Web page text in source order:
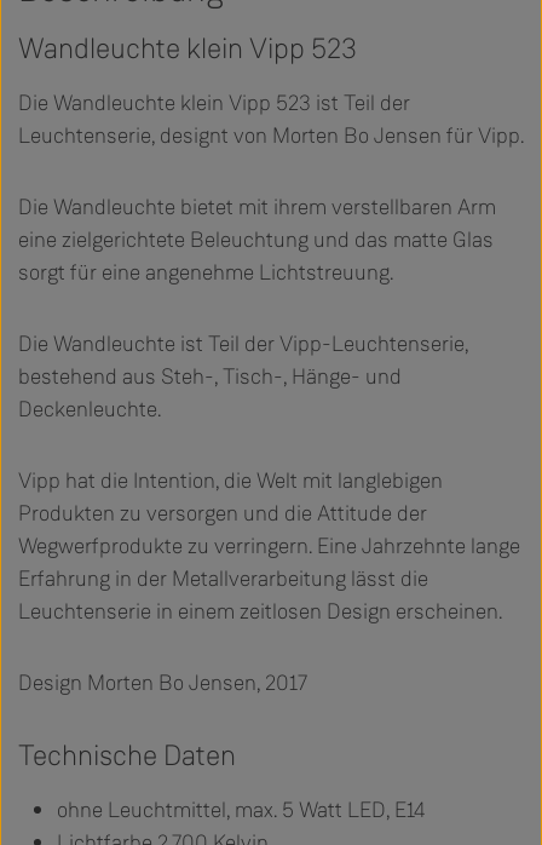
Wandleuchte klein Vipp 523
Die Wandleuchte klein Vipp 523 ist Teil der
Leuchtenserie, designt von Morten Bo Jensen für Vipp.
Die Wandleuchte bietet mit ihrem verstellbaren Arm
eine zielgerichtete Beleuchtung und das matte Glas
sorgt für eine angenehme Lichtstreuung.
Die Wandleuchte ist Teil der Vipp-Leuchtenserie,
bestehend aus Steh-, Tisch-, Hänge- und
Deckenleuchte.
Vipp hat die Intention, die Welt mit langlebigen
Produkten zu versorgen und die Attitude der
Wegwerfprodukte zu verringern. Eine Jahrzehnte lange
Erfahrung in der Metallverarbeitung lässt die
Leuchtenserie in einem zeitlosen Design erscheinen.
Design Morten Bo Jensen, 2017
Technische Daten
ohne Leuchtmittel, max. 5 Watt LED, E14